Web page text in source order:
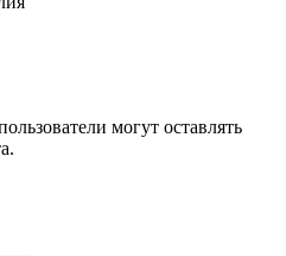
могут оставлять